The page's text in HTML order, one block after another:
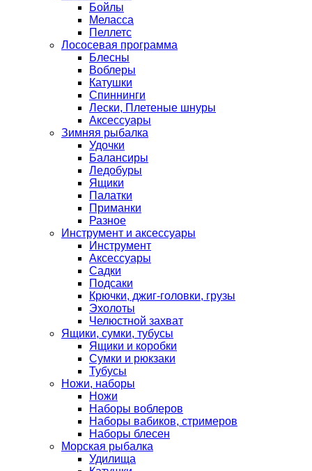
Бойлы
Меласса
Пеллетс
Лососевая программа
Блесны
Воблеры
Катушки
Спиннинги
Лески, Плетеные шнуры
Аксессуары
Зимняя рыбалка
Удочки
Балансиры
Ледобуры
Ящики
Палатки
Приманки
Разное
Инструмент и аксессуары
Инструмент
Аксессуары
Садки
Подсаки
Крючки, джиг-головки, грузы
Эхолоты
Челюстной захват
Ящики, сумки, тубусы
Ящики и коробки
Сумки и рюкзаки
Тубусы
Ножи, наборы
Ножи
Наборы воблеров
Наборы вабиков, стримеров
Наборы блесен
Морская рыбалка
Удилища